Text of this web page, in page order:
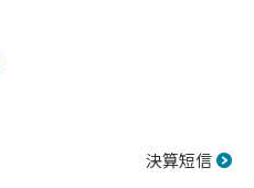
決算短信